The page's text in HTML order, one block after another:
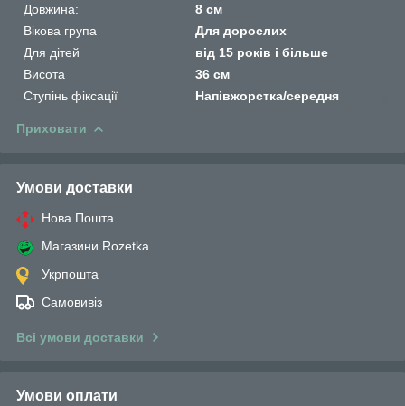
Довжина:
8 см
Вікова група
Для дорослих
Для дітей
від 15 років і більше
Висота
36 см
Ступінь фіксації
Напівжорстка/середня
Приховати
Умови доставки
Нова Пошта
Магазини Rozetka
Укрпошта
Самовивіз
Всі умови доставки
Умови оплати